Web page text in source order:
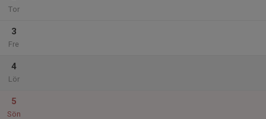
Tor
3
Fre
4
Lör
5
Sön